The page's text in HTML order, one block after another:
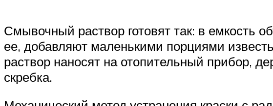
Смывочный раствор готовят так: в емкость
ее, добавляют маленькими порциями
раствор наносят на отопительный прибор,
скребка.